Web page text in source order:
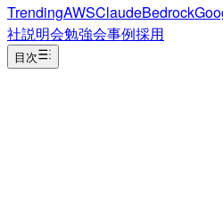
TrendingAWSClaudeBedrock
社説明会勉強会事例採用
目次